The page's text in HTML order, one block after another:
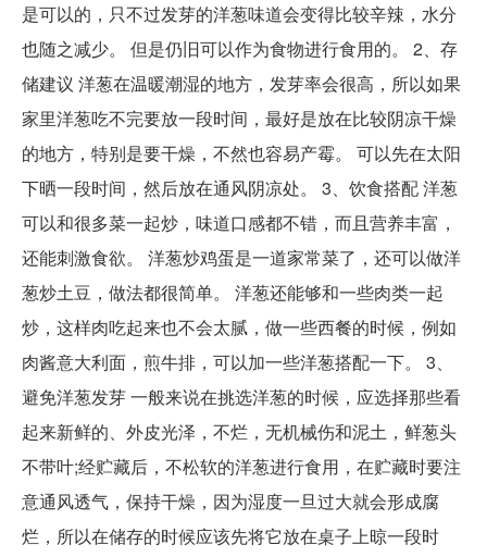
是可以的，只不过发芽的洋葱味道会变得比较辛辣，水分
也随之减少。 但是仍旧可以作为食物进行食用的。 2、存
储建议 洋葱在温暖潮湿的地方，发芽率会很高，所以如果
家里洋葱吃不完要放一段时间，最好是放在比较阴凉干燥
的地方，特别是要干燥，不然也容易产霉。 可以先在太阳
下晒一段时间，然后放在通风阴凉处。 3、饮食搭配 洋葱
可以和很多菜一起炒，味道口感都不错，而且营养丰富，
还能刺激食欲。 洋葱炒鸡蛋是一道家常菜了，还可以做洋
葱炒土豆，做法都很简单。 洋葱还能够和一些肉类一起
炒，这样肉吃起来也不会太腻，做一些西餐的时候，例如
肉酱意大利面，煎牛排，可以加一些洋葱搭配一下。 3、
避免洋葱发芽 一般来说在挑选洋葱的时候，应选择那些看
起来新鲜的、外皮光泽，不烂，无机械伤和泥土，鲜葱头
不带叶;经贮藏后，不松软的洋葱进行食用，在贮藏时要注
意通风透气，保持干燥，因为湿度一旦过大就会形成腐
烂，所以在储存的时候应该先将它放在桌子上晾一段时